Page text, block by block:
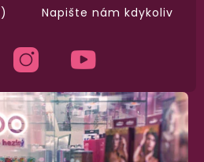
Napište nám kdykoliv